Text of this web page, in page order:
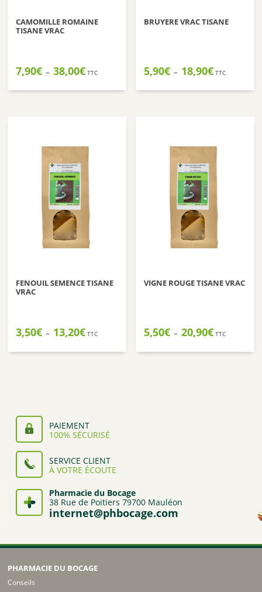
CAMOMILLE ROMAINE
TISANE VRAC
7,90€ – 38,00€Plage
prix :
TTC
BRUYERE VRAC TISANE
5,90€ – 18,90€Plage
prix :
TTC
FENOUIL SEMENCE TISANE
VRAC
3,50€ – 13,20€Plage
prix :
TTC
VIGNE ROUGE TISANE VRAC
5,50€ – 20,90€Plage
prix :
TTC
PAIEMENT
100% SÉCURISÉ
SERVICE CLIENT
À VOTRE ÉCOUTE
Pharmacie du Bocage
38 Rue de Poitiers 79700 Mauléon
internet@phbocage.com
PHARMACIE DU BOCAGE
Conseils